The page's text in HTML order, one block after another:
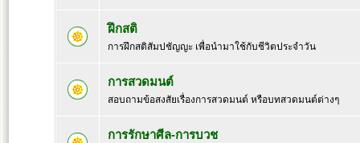
ฝึกสติ
การฝึกสติสัมปชัญญะ เพื่อนำมาใช้กับชีวิตประจำวัน
การสวดมนต์
สอบถามข้อสงสัยเรื่องการสวดมนต์ หรือบทสวดมนต์ต่างๆ
การรักษาศีล-การบวช